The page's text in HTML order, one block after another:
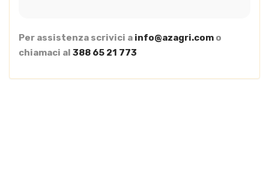
Per assistenza scrivici a info@azagri.com o
chiamaci al 388 65 21 773